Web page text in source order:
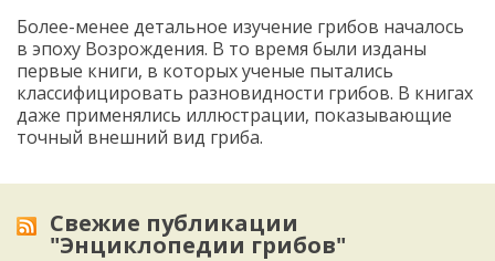
Более-менее детальное изучение грибов началось
в эпоху Возрождения. В то время были изданы
первые книги, в которых ученые пытались
классифицировать разновидности грибов. В книгах
даже применялись иллюстрации, показывающие
точный внешний вид гриба.
Свежие публикации
"Энциклопедии грибов"